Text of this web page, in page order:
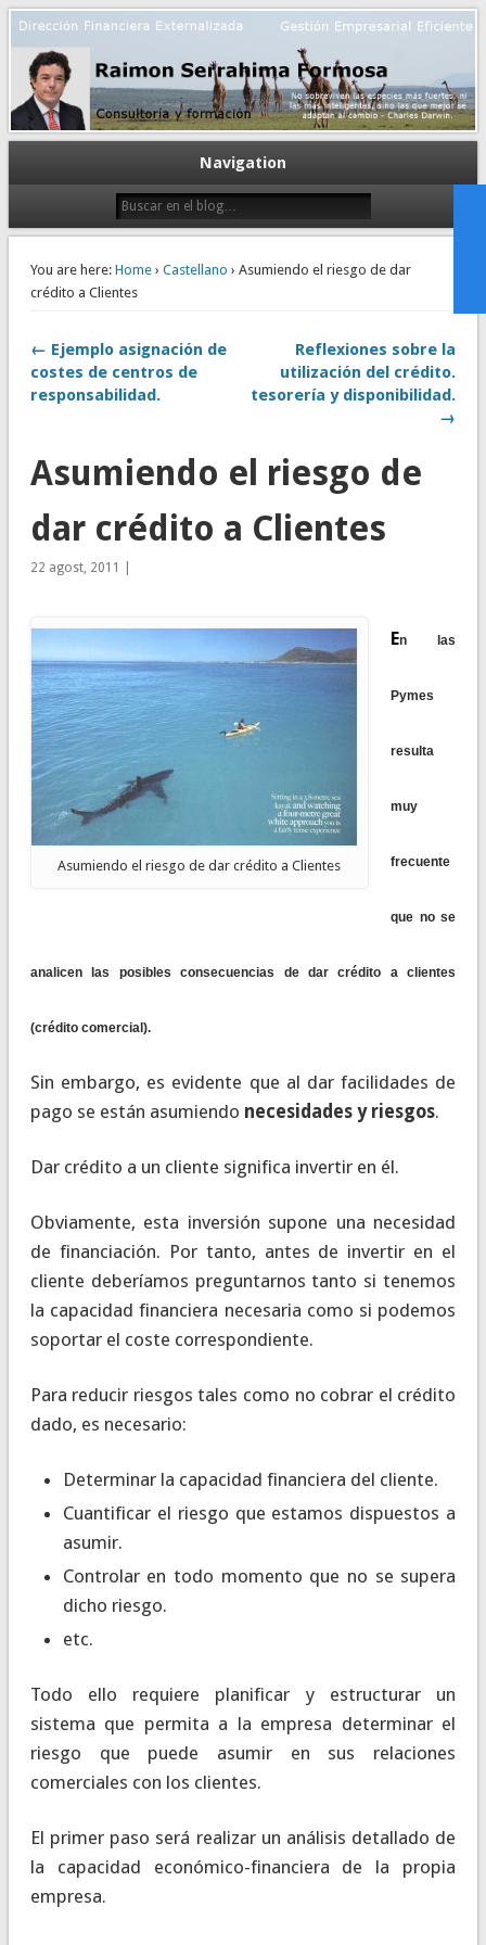
Dirección financiera de la PyME
Gestión empresarial eficiente. Dirección financiera externalizada.
Navigation
You are here: Home› Castellano › Asumiendo el riesgo de dar
crédito a Clientes
← Ejemplo asignación de
costes de centros de
responsabilidad.
Reflexiones sobre la
utilización del crédito.
tesorería y disponibilidad.
→
Asumiendo el riesgo de
dar crédito a Clientes
22 agost, 2011 |
Asumiendo el riesgo de dar crédito a Clientes
En las
Pymes
resulta
muy
frecuente
que no se
analicen las posibles consecuencias de dar crédito a clientes
(crédito comercial).
Sin embargo, es evidente que al dar facilidades de
pago se están asumiendo necesidades y riesgos.
Dar crédito a un cliente significa invertir en él.
Obviamente, esta inversión supone una necesidad
de financiación. Por tanto, antes de invertir en el
cliente deberíamos preguntarnos tanto si tenemos
la capacidad financiera necesaria como si podemos
soportar el coste correspondiente.
Para reducir riesgos tales como no cobrar el crédito
dado, es necesario:
Determinar la capacidad financiera del cliente.
Cuantificar el riesgo que estamos dispuestos a
asumir.
Controlar en todo momento que no se supera
dicho riesgo.
etc.
Todo ello requiere planificar y estructurar un
sistema que permita a la empresa determinar el
riesgo que puede asumir en sus relaciones
comerciales con los clientes.
El primer paso será realizar un análisis detallado de
la capacidad económico-financiera de la propia
empresa.